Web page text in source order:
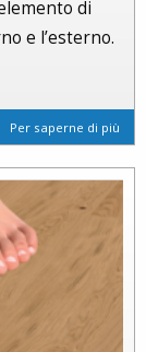
di
e l’esterno.
Per saperne di più